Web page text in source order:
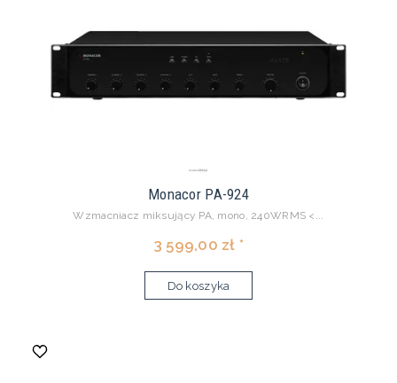
Monacor PA-924
Wzmacniacz miksujący PA, mono, 240WRMS <...
3 599,00 zł *
Do koszyka